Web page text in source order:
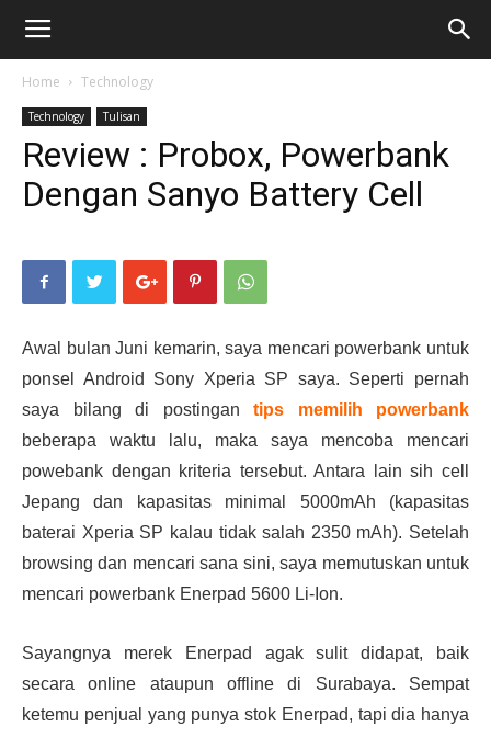
Home Technology
Technology Tulisan
Review : Probox, Powerbank
Dengan Sanyo Battery Cell
Awal bulan Juni kemarin, saya mencari powerbank untuk
ponsel Android Sony Xperia SP saya. Seperti pernah
saya bilang di postingan tips memilih powerbank
beberapa waktu lalu, maka saya mencoba mencari
powebank dengan kriteria tersebut. Antara lain sih cell
Jepang dan kapasitas minimal 5000mAh (kapasitas
baterai Xperia SP kalau tidak salah 2350 mAh). Setelah
browsing dan mencari sana sini, saya memutuskan untuk
mencari powerbank Enerpad 5600 Li-Ion.
Sayangnya merek Enerpad agak sulit didapat, baik
secara online ataupun offline di Surabaya. Sempat
ketemu penjual yang punya stok Enerpad, tapi dia hanya